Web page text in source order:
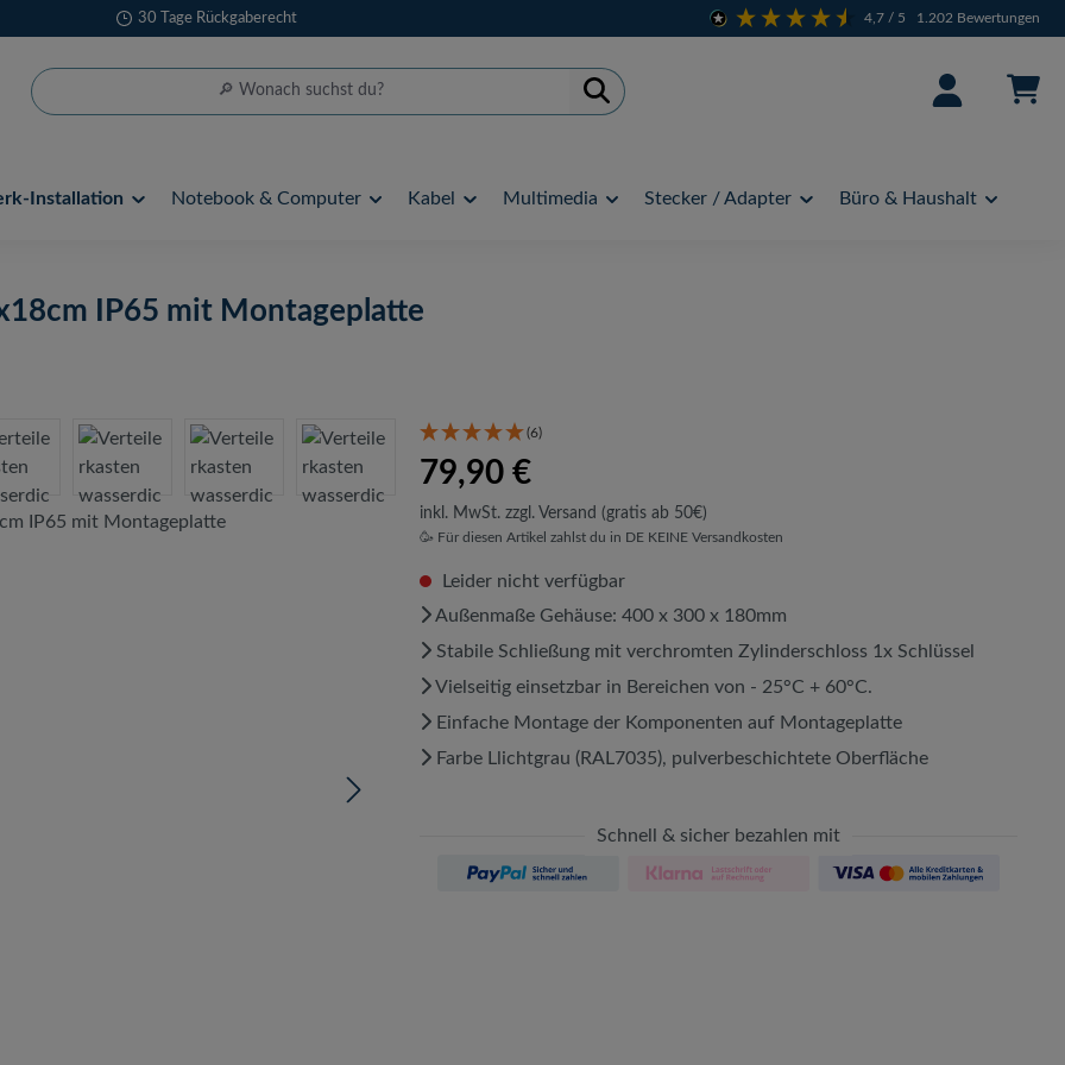
30 Tage Rückgaberecht 4,7 / 5 1.202 Bewertungen
Installation Notebook & Computer Kabel Multimedia Stecker / Adapter Büro & Haushalt
IP65 mit Montageplatte
(6)
79,90 €
inkl. MwSt. zzgl. Versand (gratis ab 50€)
🥳 Für diesen Artikel zahlst du in DE KEINE Versandkosten
Leider nicht verfügbar
Außenmaße Gehäuse: 400 x 300 x 180mm
Stabile Schließung mit verchromten Zylinderschloss 1x Schlüssel
Vielseitig einsetzbar in Bereichen von - 25°C + 60°C.
Einfache Montage der Komponenten auf Montageplatte
Farbe Llichtgrau (RAL7035), pulverbeschichtete Oberfläche
Schnell & sicher bezahlen mit